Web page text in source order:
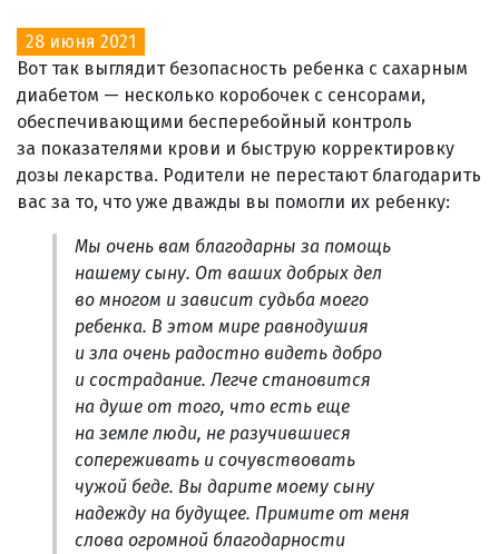
28 июня 2021
Вот так выглядит безопасность ребенка с сахарным
диабетом — несколько коробочек с сенсорами,
обеспечивающими бесперебойный контроль
за показателями крови и быструю корректировку
дозы лекарства. Родители не перестают благодарить
вас за то, что уже дважды вы помогли их ребенку:
Мы очень вам благодарны за помощь
нашему сыну. От ваших добрых дел
во многом и зависит судьба моего
ребенка. В этом мире равнодушия
и зла очень радостно видеть добро
и сострадание. Легче становится
на душе от того, что есть еще
на земле люди, не разучившиеся
сопереживать и сочувствовать
чужой беде. Вы дарите моему сыну
надежду на будущее. Примите от меня
слова огромной благодарности